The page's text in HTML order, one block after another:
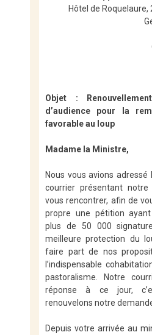
Hôtel de
Objet :
d’audience pour la
favorable au loup
Madame la Ministre,
Nous vous avions
courrier présentant
vous rencontrer, afin de
propre une pétition
plus de 50 000
meilleure protection du
faire part de nos
l’indispensable
pastoralisme. Notre
réponse à ce jour,
renouvelons notre
Depuis votre arrivée au